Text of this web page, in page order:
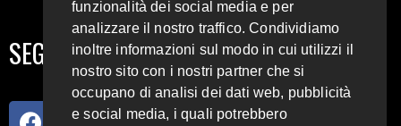
SEGUICI SUI SOCIAL
funzionalità dei social media e per
analizzare il nostro traffico. Condividiamo
inoltre informazioni sul modo in cui utilizzi il
nostro sito con i nostri partner che si
occupano di analisi dei dati web, pubblicità
e social media, i quali potrebbero